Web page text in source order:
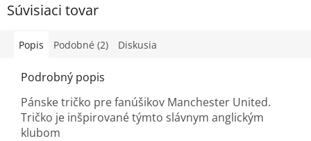
Súvisiaci tovar
Popis Podobné (2) Diskusia
Podrobný popis
Pánske tričko pre fanúšikov Manchester United.
Tričko je inšpirované týmto slávnym anglickým
klubom